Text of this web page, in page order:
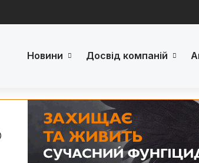
Новини Досвід компаній